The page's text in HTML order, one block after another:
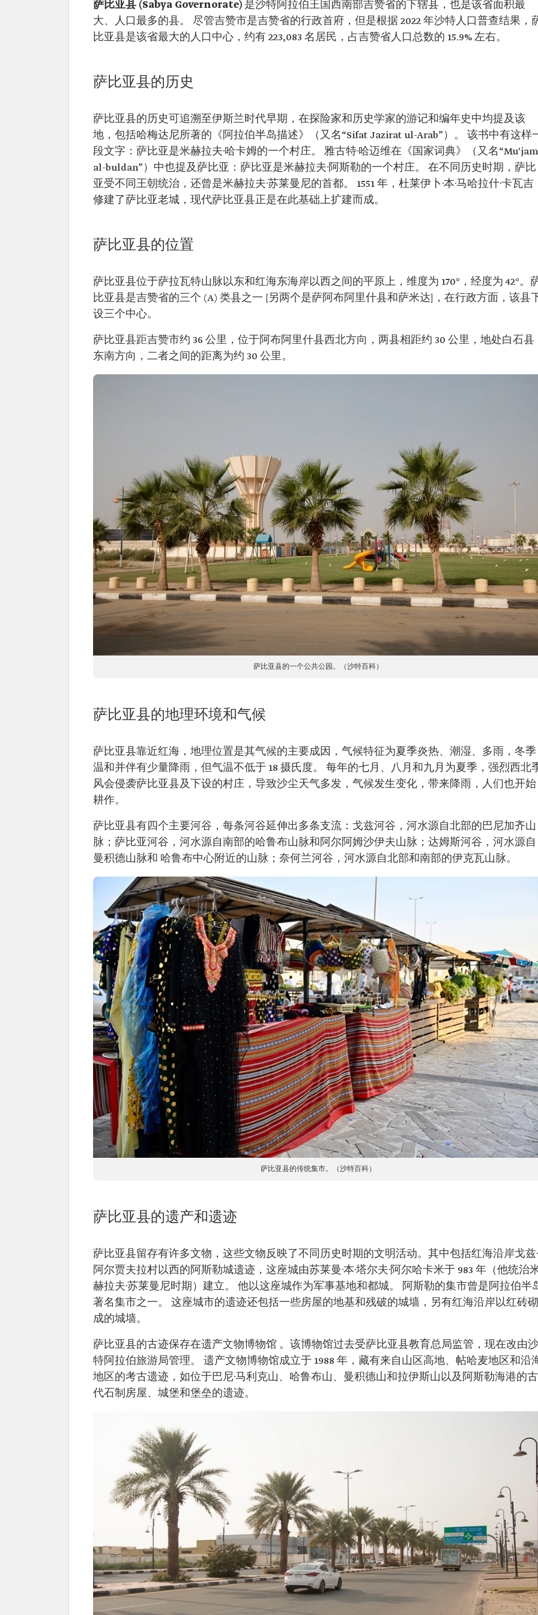
萨比亚县 (Sabya Governorate) 是沙特阿拉伯王国西南部吉赞省的下辖县，也是该省面积最
大、人口最多的县。 尽管吉赞市是吉赞省的行政首府，但是根据 2022 年沙特人口普查结果，
比亚县是该省最大的人口中心，约有 223,083 名居民，占吉赞省人口总数的 15.9% 左右。
萨比亚县的历史
萨比亚县的历史可追溯至伊斯兰时代早期，在探险家和历史学家的游记和编年史中均提及该
地，包括哈梅达尼所著的《阿拉伯半岛描述》（又名“Sifat Jazirat ul-Arab”）。 该书中有这样
段文字：萨比亚是米赫拉夫·哈卡姆的一个村庄。 雅古特·哈迈维在《国家词典》（又名“Mu'jam
al-buldan”）中也提及萨比亚：萨比亚是米赫拉夫·阿斯勒的一个村庄。 在不同历史时期，萨比
亚受不同王朝统治，还曾是米赫拉夫·苏莱曼尼的首都。 1551 年，杜莱伊卜·本·马哈拉什·卡瓦吉
修建了萨比亚老城，现代萨比亚县正是在此基础上扩建而成。
萨比亚县的位置
萨比亚县位于萨拉瓦特山脉以东和红海东海岸以西之间的平原上，维度为 170°，经度为 42°。
比亚县是吉赞省的三个 (A) 类县之一 [另两个是萨阿布阿里什县和萨米达]，在行政方面，该县
设三个中心。
萨比亚县距吉赞市约 36 公里，位于阿布阿里什县西北方向，两县相距约 30 公里，地处白石县
东南方向，二者之间的距离为约 30 公里。
萨比亚县的一个公共公园。（沙特百科）
萨比亚县的地理环境和气候
萨比亚县靠近红海，地理位置是其气候的主要成因，气候特征为夏季炎热、潮湿、多雨，冬季
温和并伴有少量降雨，但气温不低于 18 摄氏度。 每年的七月、八月和九月为夏季，强烈西北
风会侵袭萨比亚县及下设的村庄，导致沙尘天气多发，气候发生变化，带来降雨，人们也开始
耕作。
萨比亚县有四个主要河谷，每条河谷延伸出多条支流：戈兹河谷，河水源自北部的巴尼加齐山
脉；萨比亚河谷，河水源自南部的哈鲁布山脉和阿尔阿姆沙伊夫山脉；达姆斯河谷，河水源自
曼积德山脉和 哈鲁布中心附近的山脉；奈何兰河谷，河水源自北部和南部的伊克瓦山脉。
萨比亚县的传统集市。（沙特百科）
萨比亚县的遗产和遗迹
萨比亚县留存有许多文物，这些文物反映了不同历史时期的文明活动。其中包括红海沿岸戈兹·
阿尔贾夫拉村以西的阿斯勒城遗迹，这座城由苏莱曼·本·塔尔夫·阿尔哈卡米于 983 年（他统治
赫拉夫·苏莱曼尼时期）建立。 他以这座城作为军事基地和都城。 阿斯勒的集市曾是阿拉伯半
著名集市之一。 这座城市的遗迹还包括一些房屋的地基和残破的城墙，另有红海沿岸以红砖砌
成的城墙。
萨比亚县的古迹保存在遗产文物博物馆 。该博物馆过去受萨比亚县教育总局监管，现在改由沙
特阿拉伯旅游局管理。 遗产文物博物馆成立于 1988 年，藏有来自山区高地、帖哈麦地区和沿
地区的考古遗迹，如位于巴尼·马利克山、哈鲁布山、曼积德山和拉伊斯山以及阿斯勒海港的古
代石制房屋、城堡和堡垒的遗迹。